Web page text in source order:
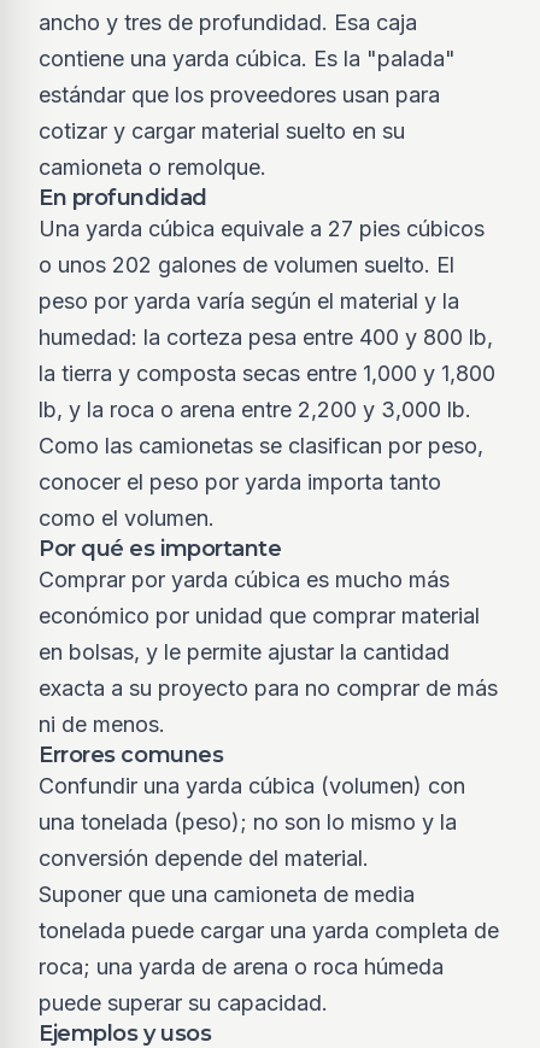
ancho y tres de profundidad. Esa caja
contiene una yarda cúbica. Es la "palada"
estándar que los proveedores usan para
cotizar y cargar material suelto en su
camioneta o remolque.
En profundidad
Una yarda cúbica equivale a 27 pies cúbicos
o unos 202 galones de volumen suelto. El
peso por yarda varía según el material y la
humedad: la corteza pesa entre 400 y 800 lb,
la tierra y composta secas entre 1,000 y 1,800
lb, y la roca o arena entre 2,200 y 3,000 lb.
Como las camionetas se clasifican por peso,
conocer el peso por yarda importa tanto
como el volumen.
Por qué es importante
Comprar por yarda cúbica es mucho más
económico por unidad que comprar material
en bolsas, y le permite ajustar la cantidad
exacta a su proyecto para no comprar de más
ni de menos.
Errores comunes
Confundir una yarda cúbica (volumen) con
una tonelada (peso); no son lo mismo y la
conversión depende del material.
Suponer que una camioneta de media
tonelada puede cargar una yarda completa de
roca; una yarda de arena o roca húmeda
puede superar su capacidad.
Ejemplos y usos